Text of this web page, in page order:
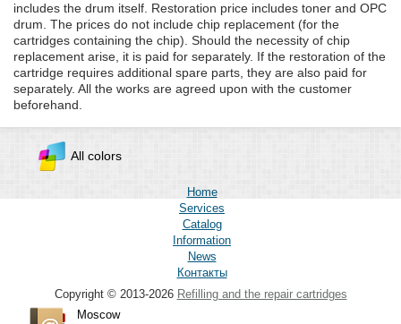
includes the drum itself. Restoration price includes toner and OPC
drum. The prices do not include chip replacement (for the
cartridges containing the chip). Should the necessity of chip
replacement arise, it is paid for separately. If the restoration of the
cartridge requires additional spare parts, they are also paid for
separately. All the works are agreed upon with the customer
beforehand.
All colors
Home
Services
Catalog
Information
News
Контакты
Copyright © 2013-2026 Refilling and the repair cartridges
Moscow